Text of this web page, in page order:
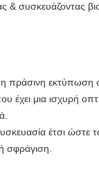
& συσκευάζοντας
η πράσινη εκτύπωση
έχει μια ισχυρή
έτσι ώστε τα
σφράγιση.